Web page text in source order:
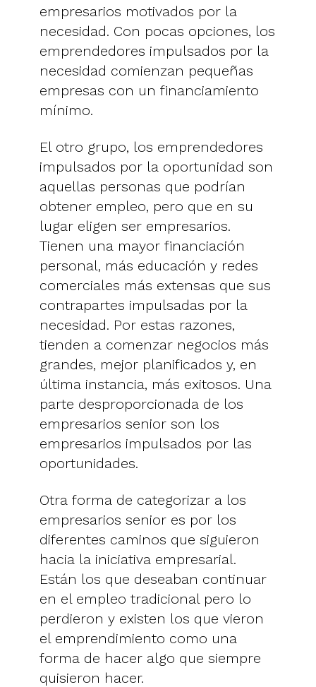
empresarios motivados por la
necesidad. Con pocas opciones, los
emprendedores impulsados por la
necesidad comienzan pequeñas
empresas con un financiamiento
mínimo.
El otro grupo, los emprendedores
impulsados por la oportunidad son
aquellas personas que podrían
obtener empleo, pero que en su
lugar eligen ser empresarios.
Tienen una mayor financiación
personal, más educación y redes
comerciales más extensas que sus
contrapartes impulsadas por la
necesidad. Por estas razones,
tienden a comenzar negocios más
grandes, mejor planificados y, en
última instancia, más exitosos. Una
parte desproporcionada de los
empresarios senior son los
empresarios impulsados por las
oportunidades.
Otra forma de categorizar a los
empresarios senior es por los
diferentes caminos que siguieron
hacia la iniciativa empresarial.
Están los que deseaban continuar
en el empleo tradicional pero lo
perdieron y existen los que vieron
el emprendimiento como una
forma de hacer algo que siempre
quisieron hacer.